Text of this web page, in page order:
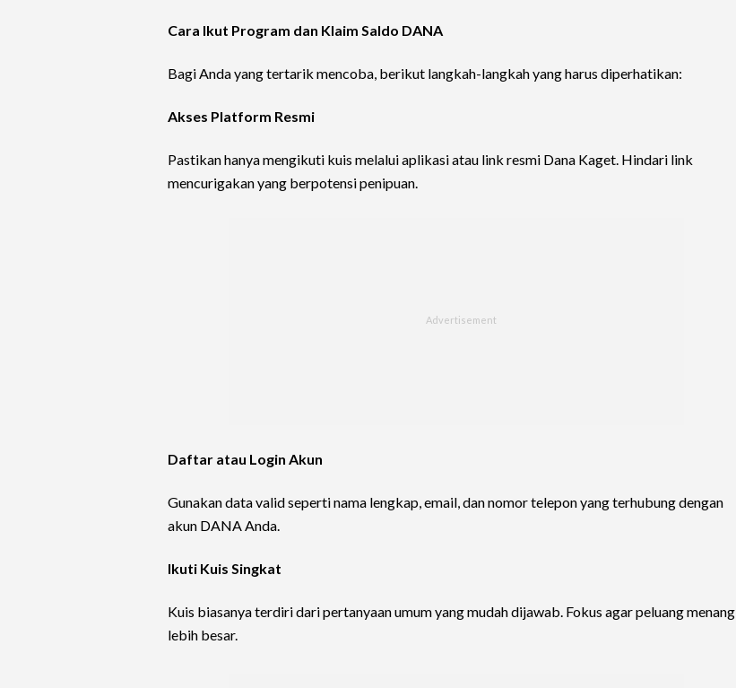
Cara Ikut Program dan Klaim Saldo DANA
Bagi Anda yang tertarik mencoba, berikut langkah-langkah yang harus diperhatikan:
Akses Platform Resmi
Pastikan hanya mengikuti kuis melalui aplikasi atau link resmi Dana Kaget. Hindari link
mencurigakan yang berpotensi penipuan.
Daftar atau Login Akun
Gunakan data valid seperti nama lengkap, email, dan nomor telepon yang terhubung dengan
akun DANA Anda.
Ikuti Kuis Singkat
Kuis biasanya terdiri dari pertanyaan umum yang mudah dijawab. Fokus agar peluang menang
lebih besar.